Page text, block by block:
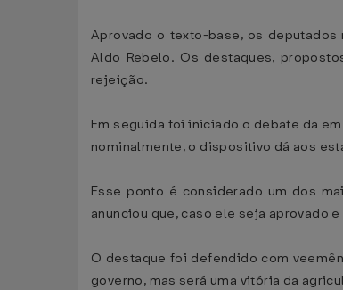
Aprovado o texto-base, os
Aldo Rebelo. Os destaques,
rejeição.
Em seguida foi iniciado o debate da
nominalmente, o dispositivo dá aos
Esse ponto é considerado um dos
anunciou que, caso ele seja aprovado
O destaque foi defendido com
governo, mas será uma vitória da